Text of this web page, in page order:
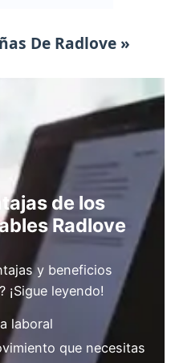
De Radlove »
de los
Radlove
y beneficios
¡Sigue leyendo!
laboral
que necesitas